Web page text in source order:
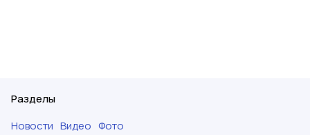
Разделы
Новости Видео Фото